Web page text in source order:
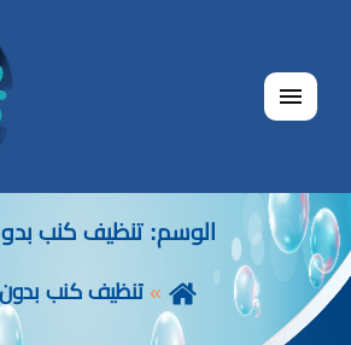
القائمة
الوسم: تنظيف كنب
تنظيف كنب